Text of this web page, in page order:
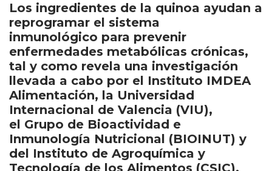
Los ingredientes de la quinoa ayudan a
reprogramar el sistema
inmunológico para prevenir
enfermedades metabólicas crónicas,
tal y como revela una investigación
llevada a cabo por el Instituto IMDEA
Alimentación, la Universidad
Internacional de Valencia (VIU),
el Grupo de Bioactividad e
Inmunología Nutricional (BIOINUT) y
del Instituto de Agroquímica y
Tecnología de los Alimentos (CSIC).